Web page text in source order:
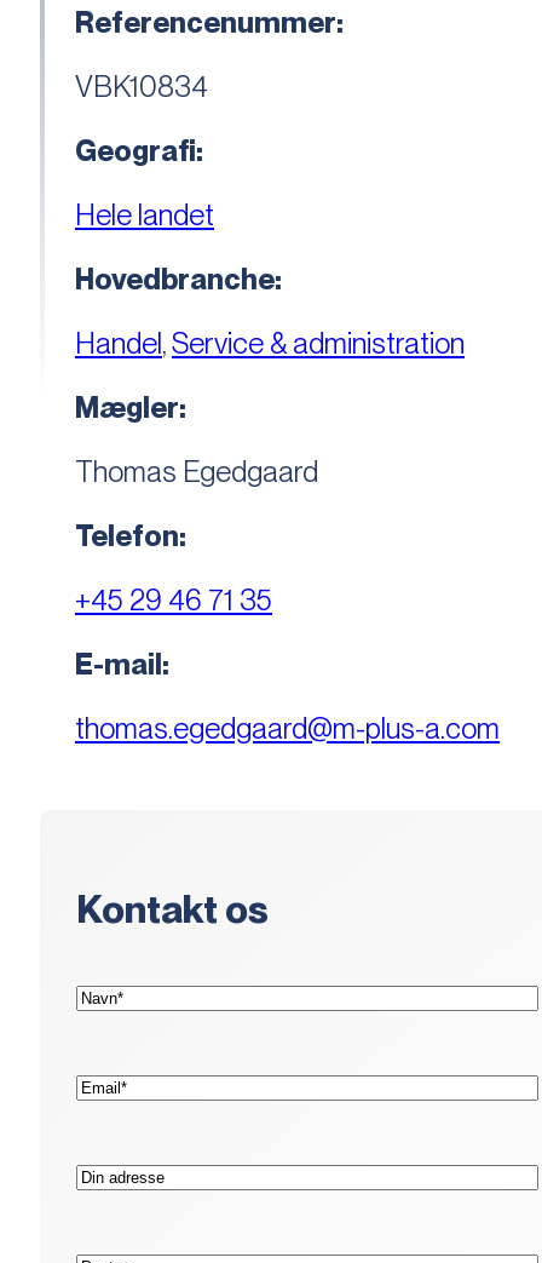
Referencenummer:
VBK10834
Geografi:
Hele landet
Hovedbranche:
Handel,Service & administration
Mægler:
Thomas Egedgaard
Telefon:
+45 29 46 71 35
E-mail:
thomas.egedgaard@m-plus-a.com
Kontakt os
Navn*
E-
mail*
Adresse
Postnr.